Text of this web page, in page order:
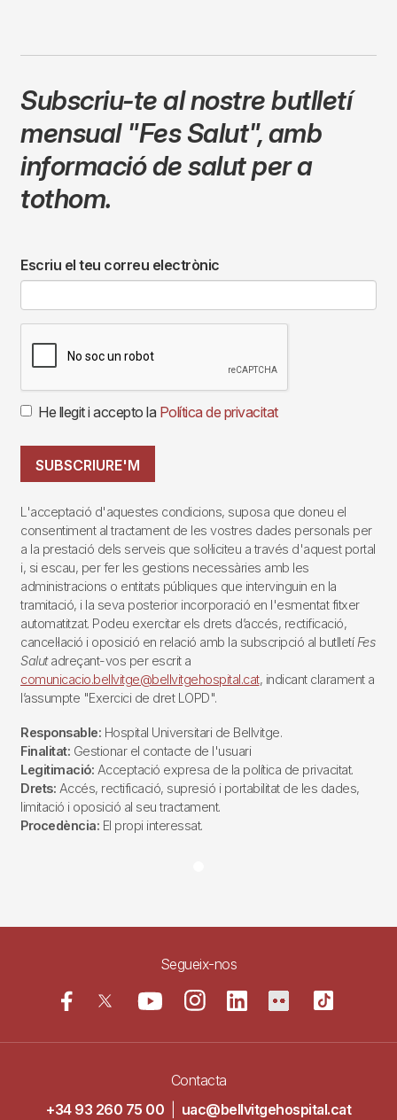
Subscriu-te al nostre butlletí
mensual "Fes Salut",amb
informació de salut per a
tothom.
Escriu el teu correu electrònic
He llegit i accepto la Política de privacitat
SUBSCRIURE'M
L'acceptació d'aquestes condicions, suposa que doneu el
consentiment al tractament de les vostres dades personals per
a la prestació dels serveis que sol·liciteu a través d'aquest portal
i, si escau, per fer les gestions necessàries amb les
administracions o entitats públiques que intervinguin en la
tramitació, i la seva posterior incorporació en l'esmentat fitxer
automatitzat. Podeu exercitar els drets d’accés, rectificació,
cancel·lació i oposició en relació amb la subscripció al butlletí Fes
Salutadreçant-vos per escrit a
comunicacio.bellvitge@bellvitgehospital.cat, indicant clarament a
l’assumpte "Exercici de dret LOPD".
Responsable: Hospital Universitari de Bellvitge.
Finalitat: Gestionar el contacte de l'usuari
Legitimació: Acceptació expresa de la política de privacitat.
Drets: Accés, rectificació, supresió i portabilitat de les dades,
limitació i oposició al seu tractament.
Procedència: El propi interessat.
Segueix-nos
Contacta
+34 93 260 75 00
uac@bellvitgehospital.cat